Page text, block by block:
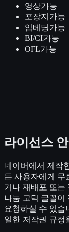
영상가능
포장지 가능
임베딩가능
BI/CI가능
OFL가능
라이선스 안
네이버에서 제작
든 사용자에게 무
거나 재배포 또는
나눔 고딕 글꼴이
요청하실 수 있습
일한 저작권 규정